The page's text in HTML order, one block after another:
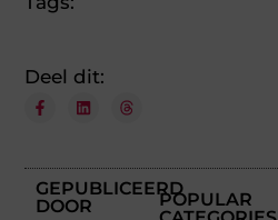
Deel dit:
GEPUBLICEERD
DOOR
POPULAR